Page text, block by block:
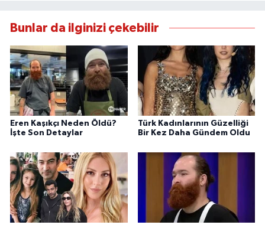
Bunlar da ilginizi çekebilir
Eren Kaşıkçı Neden Öldü?
İşte Son Detaylar
Türk Kadınlarının Güzelliği
Bir Kez Daha Gündem Oldu